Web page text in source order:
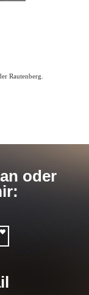
Rautenberg.
oder